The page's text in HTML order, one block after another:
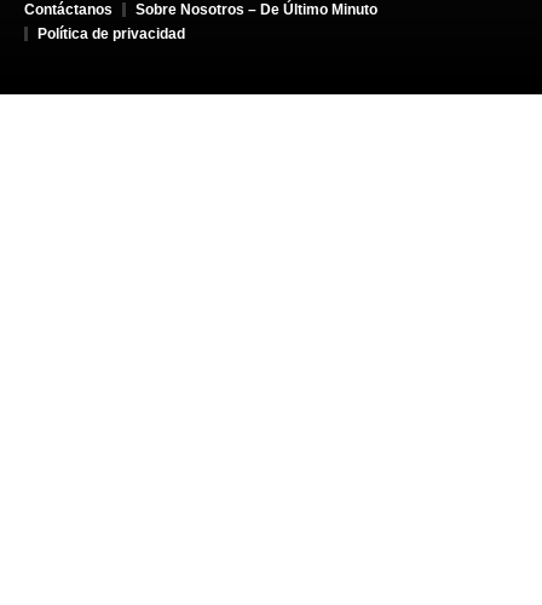
Contáctanos
Sobre Nosotros – De Último Minuto
Política de privacidad